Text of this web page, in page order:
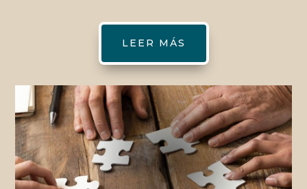
LEER MÁS